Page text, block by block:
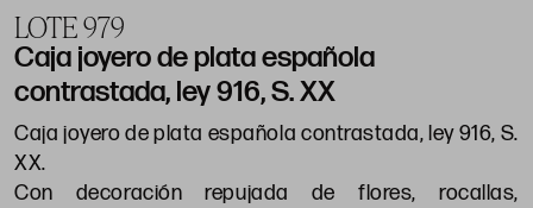
LOTE 979
Caja joyero de plata española
contrastada, ley 916, S. XX
Caja joyero de plata española contrastada, ley 916, S.
XX.
Con decoración repujada de flores, rocallas,